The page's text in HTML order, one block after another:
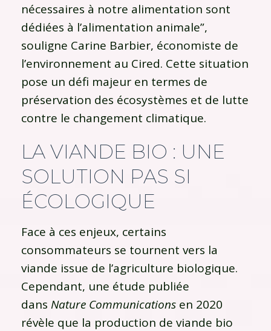
nécessaires à notre alimentation sont
dédiées à l’alimentation animale”,
souligne Carine Barbier, économiste de
l’environnement au Cired. Cette situation
pose un défi majeur en termes de
préservation des écosystèmes et de lutte
contre le changement climatique.
LA VIANDE BIO : UNE
SOLUTION PAS SI
ÉCOLOGIQUE
Face à ces enjeux, certains
consommateurs se tournent vers la
viande issue de l’agriculture biologique.
Cependant, une étude publiée
dans Nature Communications en 2020
révèle que la production de viande bio